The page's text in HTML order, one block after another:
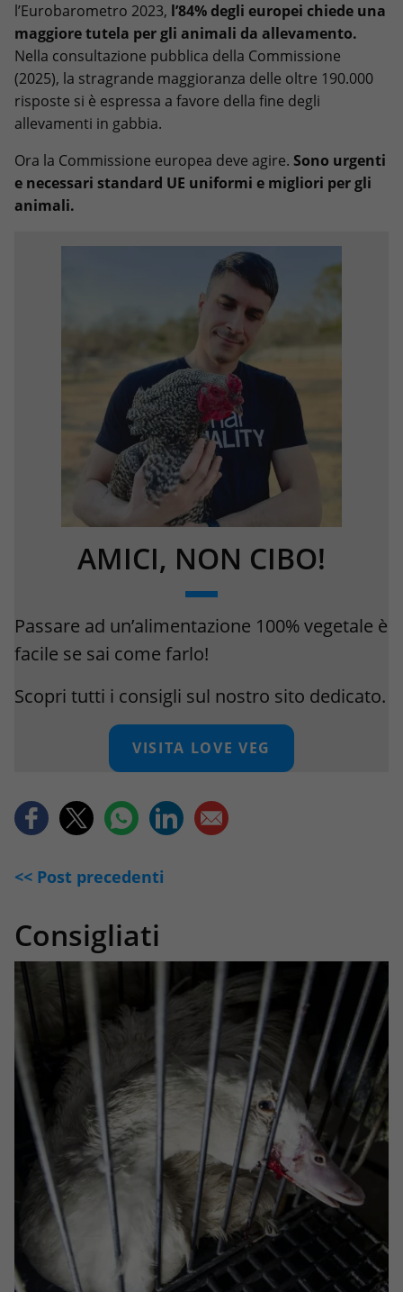
l’Eurobarometro 2023, l’84% degli europei chiede una
maggiore tutela per gli animali da allevamento.
Nella consultazione pubblica della Commissione
(2025), la stragrande maggioranza delle oltre 190.000
risposte si è espressa a favore della fine degli
allevamenti in gabbia.
Ora la Commissione europea deve agire. Sono urgenti
e necessari standard UE uniformi e migliori per gli
animali.
AMICI, NON CIBO!
Passare ad un’alimentazione 100% vegetale è
facile se sai come farlo!
Scopri tutti i consigli sul nostro sito dedicato.
VISITA LOVE VEG
<< Post precedenti
Consigliati